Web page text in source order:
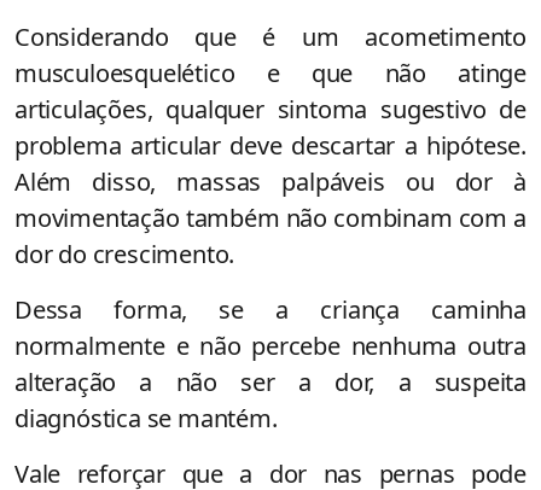
Considerando que é um acometimento
musculoesquelético e que não atinge
articulações, qualquer sintoma sugestivo de
problema articular deve descartar a hipótese.
Além disso, massas palpáveis ou dor à
movimentação também não combinam com a
dor do crescimento.
Dessa forma, se a criança caminha
normalmente e não percebe nenhuma outra
alteração a não ser a dor, a suspeita
diagnóstica se mantém.
Vale reforçar que a dor nas pernas pode